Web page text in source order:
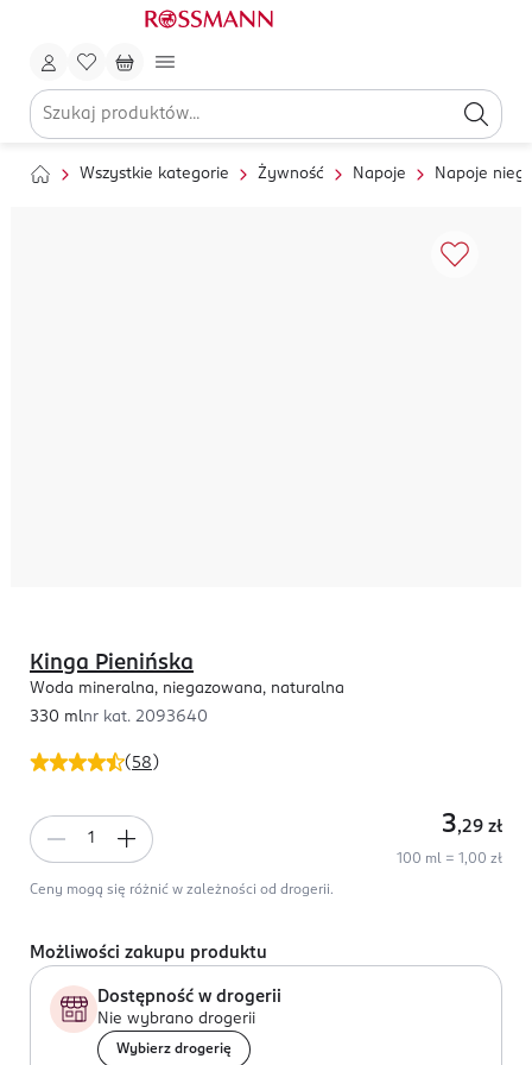
Wszystkie kategorie Żywność Napoje Napoje
( 58 )
Kinga Pienińska
Woda mineralna, niegazowana, naturalna
330 mlnr kat. 2093640
3,29 zł
100 ml = 1,00 zł
Ceny mogą się różnić w zależności od drogerii.
Możliwości zakupu produktu
Dostępność w drogerii
Nie wybrano drogerii
Wybierz drogerię